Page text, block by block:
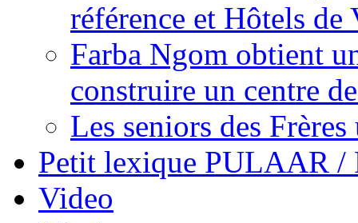
référence et Hôtels
Farba Ngom obtient
construire un centre
Les seniors des Frères
Petit lexique PULAAR
Video